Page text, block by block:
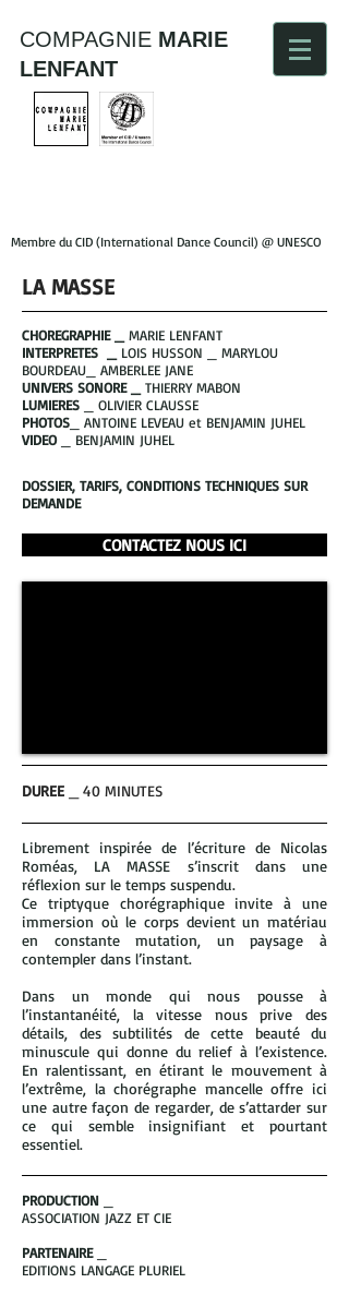
COMPAGNIE MARIE
LENFANT
Membre du CID (International Dance Council) @ UNESCO
LA MASSE
CHOREGRAPHIE _ MARIE LENFANT
INTERPRETES _
LOIS HUSSON _ MARYLOU
BOURDEAU_ AMBERLEE JANE
UNIVERS SONORE _
THIERRY MABON
LUMIERES _ OLIVIER CLAUSSE
PHOTOS _ ANTOINE LEVEAU et BENJAMIN JUHEL
VIDEO_ BENJAMIN JUHEL
DOSSIER, TARIFS, CONDITIONS TECHNIQUES SUR
DEMANDE
CONTACTEZ NOUS ICI
DUREE _ 40 MINUTES
Librement inspirée de l’écriture de Nicolas
Roméas, LA MASSE s’inscrit dans une
réflexion sur le temps suspendu.
Ce triptyque chorégraphique invite à une
immersion où le corps devient un matériau
en constante mutation, un paysage à
contempler dans l’instant.
Dans un monde qui nous pousse à
l’instantanéité, la vitesse nous prive des
détails, des subtilités de cette beauté du
minuscule qui donne du relief à l’existence.
En ralentissant, en étirant le mouvement à
l’extrême, la chorégraphe mancelle offre ici
une autre façon de regarder, de s’attarder sur
ce qui semble insignifiant et pourtant
essentiel.
PRODUCTION
ASSOCIATION JAZZ ET CIE
PARTENAIRE_
EDITIONS LANGAGE PLURIEL